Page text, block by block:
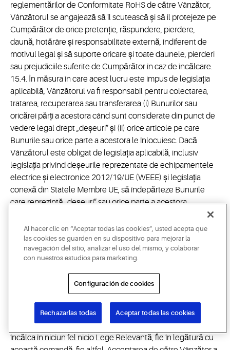
reglementărilor de Conformitate RoHS de către Vânzător,
Vânzătorul se angajează să îl scutească și să îl protejeze pe
Cumpărător de orice pretenție, răspundere, pierdere,
daună, hotărâre și responsabilitate externă, indiferent de
motivul legal și să suporte oricare și toate daunele, pierderi
sau prejudiciile suferite de Cumpărător în caz de încălcare.
15.4. În măsura în care acest lucru este impus de legislația
aplicabilă, Vânzătorul va fi responsabil pentru colectarea,
tratarea, recuperarea sau transferarea (i) Bunurilor sau
oricărei părți a acestora când sunt considerate din punct de
vedere legal drept „deșeuri” și (ii) orice articole pe care
Bunurile sau orice parte a acestora le înlocuiesc. Dacă
Vânzătorul este obligat de legislația aplicabilă, inclusiv
legislația privind deșeurile reprezentate de echipamentele
electrice și electronice 2012/19/UE (WEEE) și legislația
conexă din Statele Membre UE, să îndepărteze Bunurile
care reprezintă „deșeuri” sau orice parte a acestora,
Vânzătorul va înlătura acele Bunuri în întregime pe propria
cheltuială (inclusiv toate costurile de manevrare și
transport).
15.5. Vânzătorul va respecta toate legile aplicabile
anticorupție, pentru combaterea spălării banilor și
antiterorism, inclusiv, fără limitare, cele din Statele Unite, țara
Vânzătorului, țara Cumpărătorului și țara care este destinația
finală a Bunurilor și/sau în care vor fi realizate Lucrările de
către Vânzător, precum și toate țările intermediare („Legile
Relevante”) și declară și garantează că nu a încălcat și nu va
încălca în niciun fel nicio Lege Relevantă, fie în legătură cu
Al hacer clic en “Aceptar todas las cookies”, usted acepta que
las cookies se guarden en su dispositivo para mejorar la
navegación del sitio, analizar el uso del mismo, y colaborar
con nuestros estudios para marketing.
Configuración de cookies
Rechazarlas todas Aceptar todas las cookies